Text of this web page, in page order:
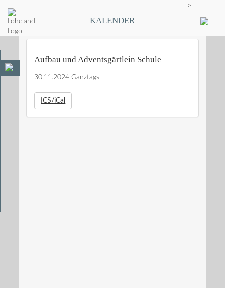
KALENDER
>
Aufbau und Adventsgärtlein Schule
30.11.2024 Ganztags
ICS/iCal